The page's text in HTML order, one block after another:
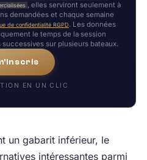
, elles serviront seulement à
demandées et chaque semaine
de confidentialité RGPD. Les données
le temps de la session
sur plusieurs bateaux.
EN UN CLIC
un gabarit inférieur, le
intéressantes parmi